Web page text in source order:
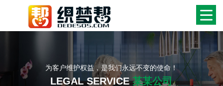
为客户维护权益，是我们永远不变的使命！
LEGAL SERVICE某某公司